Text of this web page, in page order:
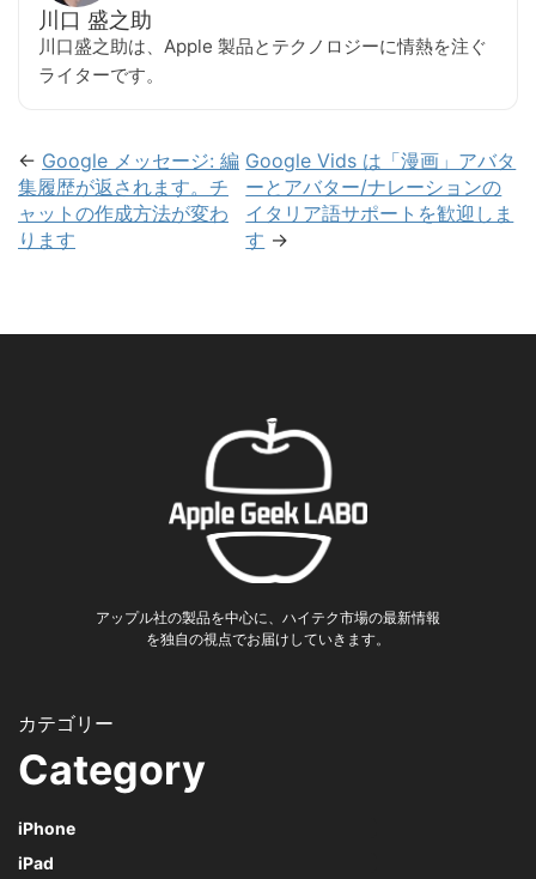
川口 盛之助
川口盛之助は、Apple 製品とテクノロジーに情熱を注ぐ
ライターです。
← Google メッセージ: 編
集履歴が返されます。チ
ャットの作成方法が変わ
ります
Google Vids は「漫画」アバタ
ーとアバター/ナレーションの
イタリア語サポートを歓迎しま
す →
アップル社の製品を中心に、ハイテク市場の最新情報
を独自の視点でお届けしていきます。
Category
iPhone
iPad